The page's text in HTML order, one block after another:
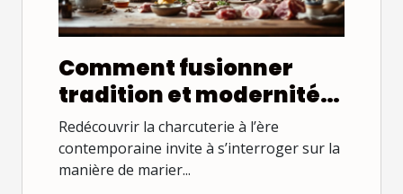
Comment fusionner
tradition et modernité
dans la charcuterie ?
Redécouvrir la charcuterie à l’ère
contemporaine invite à s’interroger sur la
manière de marier...